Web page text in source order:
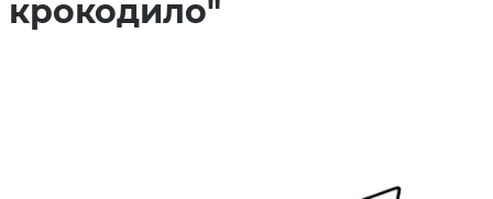
крокодило"